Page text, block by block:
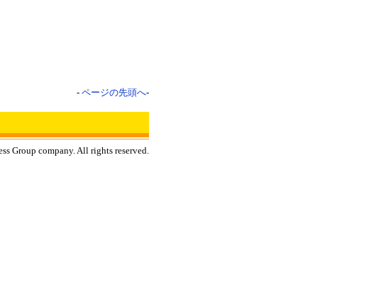
- ページの先頭へ-
Group company. All rights reserved.